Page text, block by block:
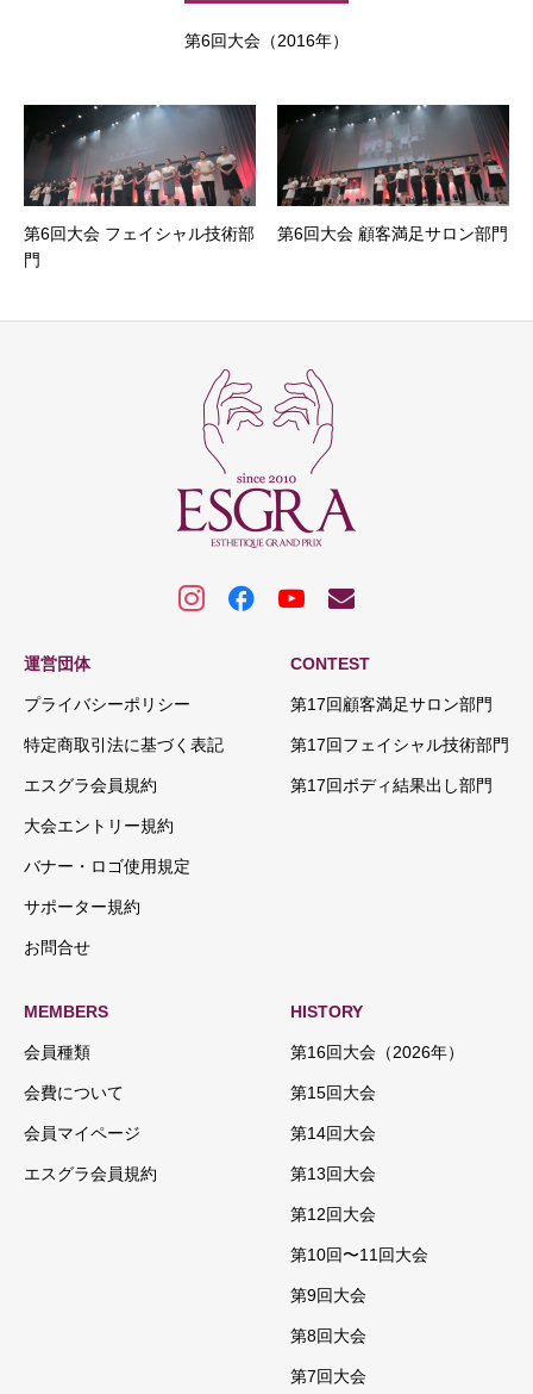
第6回大会（2016年）
第6回大会 フェイシャル技術部
門
第6回大会 顧客満足サロン部門
運営団体
プライバシーポリシー
特定商取引法に基づく表記
エスグラ会員規約
大会エントリー規約
バナー・ロゴ使用規定
サポーター規約
お問合せ
CONTEST
第17回顧客満足サロン部門
第17回フェイシャル技術部門
第17回ボディ結果出し部門
MEMBERS
会員種類
会費について
会員マイページ
エスグラ会員規約
HISTORY
第16回大会（2026年）
第15回大会
第14回大会
第13回大会
第12回大会
第10回〜11回大会
第9回大会
第8回大会
第7回大会